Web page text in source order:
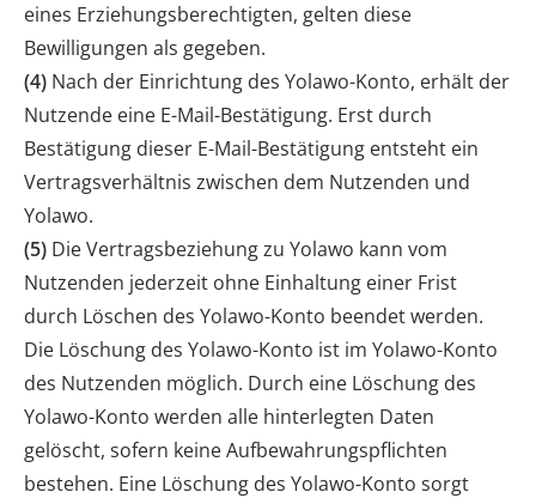
eines Erziehungsberechtigten, gelten diese
Bewilligungen als gegeben.
(4) Nach der Einrichtung des Yolawo-Konto, erhält der
Nutzende eine E-Mail-Bestätigung. Erst durch
Bestätigung dieser E-Mail-Bestätigung entsteht ein
Vertragsverhältnis zwischen dem Nutzenden und
Yolawo.
(5) Die Vertragsbeziehung zu Yolawo kann vom
Nutzenden jederzeit ohne Einhaltung einer Frist
durch Löschen des Yolawo-Konto beendet werden.
Die Löschung des Yolawo-Konto ist im Yolawo-Konto
des Nutzenden möglich. Durch eine Löschung des
Yolawo-Konto werden alle hinterlegten Daten
gelöscht, sofern keine Aufbewahrungspflichten
bestehen. Eine Löschung des Yolawo-Konto sorgt